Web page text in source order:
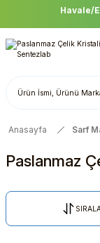
Havale/
Anasayfa Sarf
Paslanmaz